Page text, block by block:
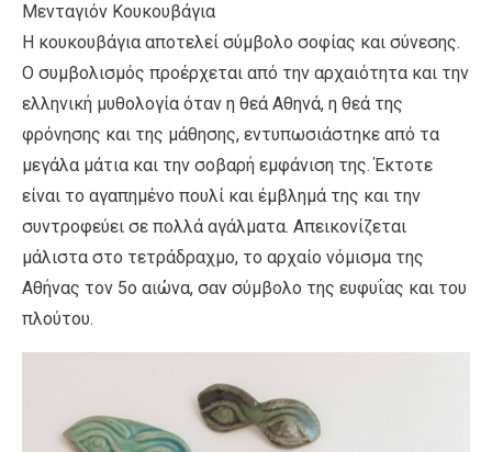
Μενταγιόν Κουκουβάγια
Η κουκουβάγια αποτελεί σύμβολο σοφίας και σύνεσης.
Ο συμβολισμός προέρχεται από την αρχαιότητα και την
ελληνική μυθολογία όταν η θεά Αθηνά, η θεά της
φρόνησης και της μάθησης, εντυπωσιάστηκε από τα
μεγάλα μάτια και την σοβαρή εμφάνιση της. Έκτοτε
είναι το αγαπημένο πουλί και έμβλημά της και την
συντροφεύει σε πολλά αγάλματα. Απεικονίζεται
μάλιστα στο τετράδραχμο, το αρχαίο νόμισμα της
Αθήνας τον 5ο αιώνα, σαν σύμβολο της ευφυΐας και του
πλούτου.